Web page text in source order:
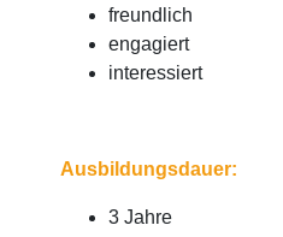
freundlich
engagiert
interessiert
Ausbildungsdauer:
3 Jahre